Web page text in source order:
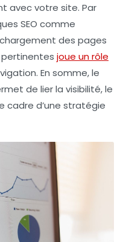
avec votre site. Par
SEO comme
des pages
joue un rôle
En somme, le
de lier la visibilité, le
cadre d’une stratégie